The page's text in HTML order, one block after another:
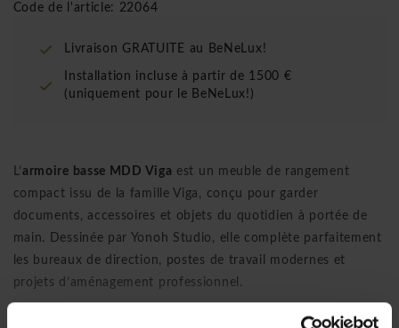
Code de l'article: 22064
Livraison GRATUITE au BeNeLux!
Installation incluse à partir de 1500 €
(uniquement pour le BeNeLux!)
L’armoire basse MDD Viga est un meuble de rangement
compact issu de la famille Viga, conçu pour garder
documents, accessoires et objets du quotidien à portée de
main. Dessinée par Yonoh Studio, elle complète parfaitement
les bureaux de direction, postes de travail modernes et
projets d’aménagement professionnel.